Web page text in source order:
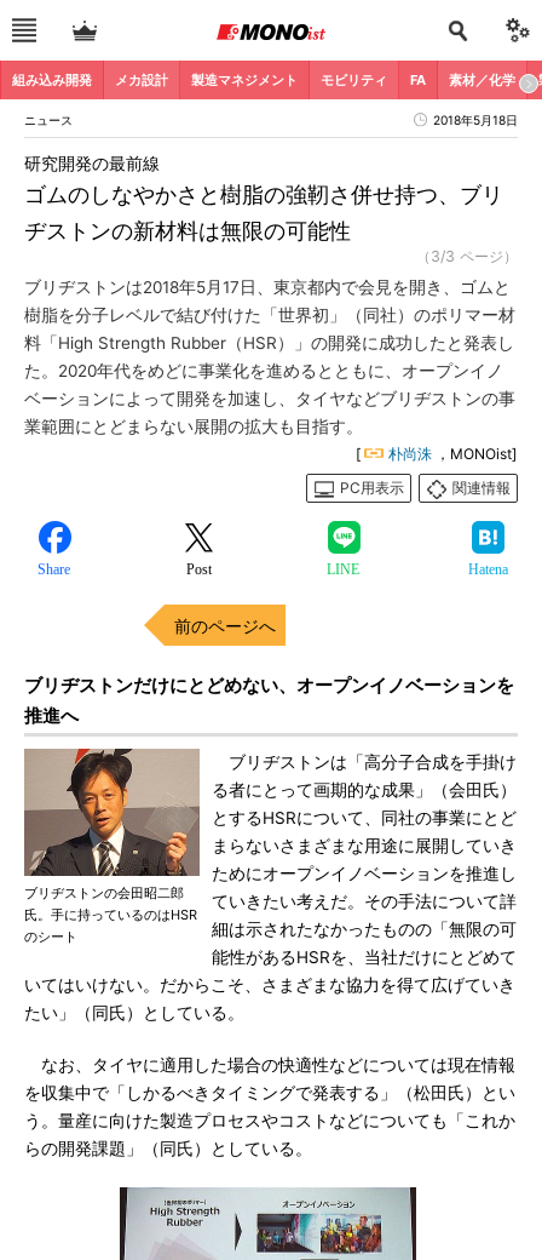
組み込み開発 メカ設計 製造マネジメント モビリティ FA 素材／化学
ニュース 2018年5月18日
ゴムのしなやかさと樹脂の強靭さ併せ持つ、ブリ
ヂストンの新材料は無限の可能性
研究開発の最前線
（3/3 ページ）
ブリヂストンは2018年5月17日、東京都内で会見を開き、ゴムと
樹脂を分子レベルで結び付けた「世界初」（同社）のポリマー材
料「High Strength Rubber（HSR）」の開発に成功したと発表し
た。2020年代をめどに事業化を進めるとともに、オープンイノ
ベーションによって開発を加速し、タイヤなどブリヂストンの事
業範囲にとどまらない展開の拡大も目指す。
[ 朴尚洙 ，MONOist]
PC用表示
関連情報
Share Post LINE Hatena
前のページへ
ブリヂストンだけにとどめない、オープンイノベーションを
推進へ
ブリヂストンの会田昭二郎
氏。手に持っているのはHSR
のシート
ブリヂストンは「高分子合成を手掛け
る者にとって画期的な成果」（会田氏）
とするHSRについて、同社の事業にとど
まらないさまざまな用途に展開していき
ためにオープンイノベーションを推進し
ていきたい考えだ。その手法について詳
細は示されたなかったものの「無限の可
能性があるHSRを、当社だけにとどめて
いてはいけない。だからこそ、さまざまな協力を得て広げていき
たい」（同氏）としている。
なお、タイヤに適用した場合の快適性などについては現在情報
を収集中で「しかるべきタイミングで発表する」（松田氏）とい
う。量産に向けた製造プロセスやコストなどについても「これか
らの開発課題」（同氏）としている。